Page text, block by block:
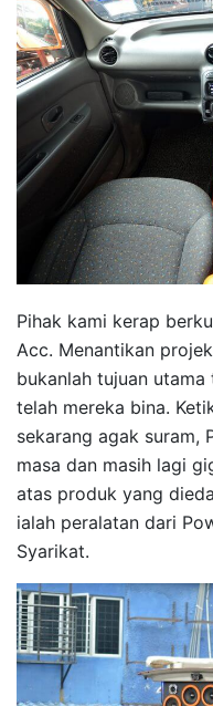
Pihak kami kerap
Acc. Menantikan
bukanlah tujuan
telah mereka bina.
sekarang agak suram,
masa dan masih lagi
atas produk yang
ialah peralatan dari
Syarikat.